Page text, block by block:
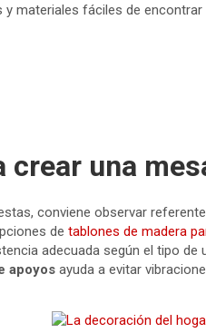
materiales fáciles de
crear una
conviene observar
de tablones de madera
adecuada según el tipo de
apoyos ayuda a evitar